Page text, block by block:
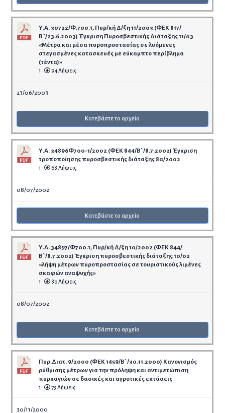
Υ.Α. 30722/Φ.700.1, Πυρ/κή Δ/ξη 11/2003 (ΦΕΚ 817/
Β`/23.6.2003) Έγκριση Πυροσβεστικής Διάταξης 11/03
«Μέτρα και μέσα πυροπροστασίας σε λυόμενες
στεγασμένες κατασκευές με εύκαμπτο περίβλημα
(τέντα)»
1 94 Λήψεις
23/06/2003
Κατεβάστε το αρχείο
Υ.Α. 34896Φ700-1/2002 (ΦΕΚ 844/Β`/8.7.2002) Έγκριση
τροποποίησης πυροσβεστικής διάταξης 8α/2002
1 68 Λήψεις
08/07/2002
Κατεβάστε το αρχείο
Υ.Α. 34897/Φ700.1, Πυρ/κή Δ/ξη 10/2002 (ΦΕΚ 844/
Β`/8.7.2002) Έγκριση πυροσβεστικής διάταξης 10/02
«λήψη μέτρων πυροπροστασίας σε τουριστικούς λιμένες
σκαφών αναψυχής»
1 80 Λήψεις
08/07/2002
Κατεβάστε το αρχείο
Πυρ.Διατ. 9/2000 (ΦΕΚ 1459/Β`/30.11.2000) Κανονισμός
ρύθμισης μέτρων για την πρόληψη και αντιμετώπιση
πυρκαγιών σε δασικές και αγροτικές εκτάσεις
1 73 Λήψεις
30/11/2000